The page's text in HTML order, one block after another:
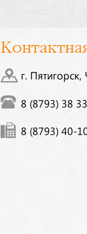
г. Пятигорск,
8 (8793) 38
8 (8793) 40-